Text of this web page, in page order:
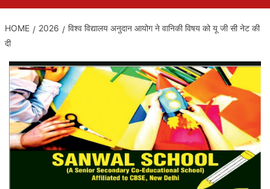
HOME 2026
विश्व विद्यालय अनुदान आयोग ने वानिकी विषय को यू जी सी नेट की
दी